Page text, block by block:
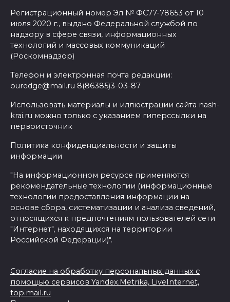
Регистрационный номер Эл № ФС77-78653 от 10
июля 2020 г., выдано Федеральной службой по
надзору в сфере связи, информационных
технологий и массовых коммуникаций
(Роскомнадзор)
Телефон и электронная почта редакции:
ouredge@mail.ru 8(86385)3-03-87
Использовать материалы и иллюстрации сайта nash-
krai.ru можно только с указанием гиперссылки на
первоисточник
Политика конфиденциальности и защиты
информации
"На информационном ресурсе применяются
рекомендательные технологии (информационные
технологии предоставления информации на
основе сбора, систематизации и анализа сведений,
относящихся к предпочтениям пользователей сети
"Интернет", находящихся на территории
Российской Федерации)".
Согласие на обработку персональных данных с
помощью сервисов Yandex.Metrika, LiveInternet,
top.mail.ru